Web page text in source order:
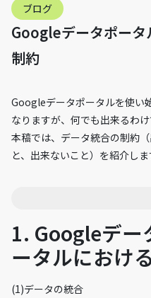
ブログ
Googleデータポータ
制約
Googleデータポータルを使い
なりますが、何でも出来るわけ
本稿では、データ統合の制約
と、出来ないこと）を紹介しま
1. Googleデー
ータルにおけ
(1)データの統合